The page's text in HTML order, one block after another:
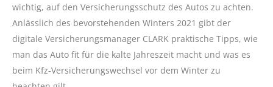
wichtig, auf den Versicherungsschutz des Autos zu achten.
Anlässlich des bevorstehenden Winters 2021 gibt der
digitale Versicherungsmanager CLARK praktische Tipps, wie
man das Auto fit für die kalte Jahreszeit macht und was es
beim Kfz-Versicherungswechsel vor dem Winter zu